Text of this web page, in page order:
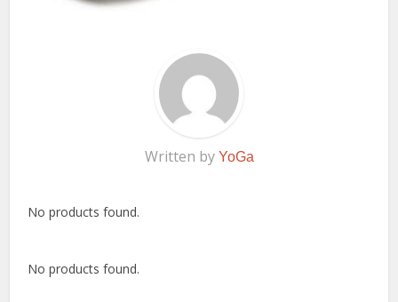
Written by YoGa
No products found.
No products found.